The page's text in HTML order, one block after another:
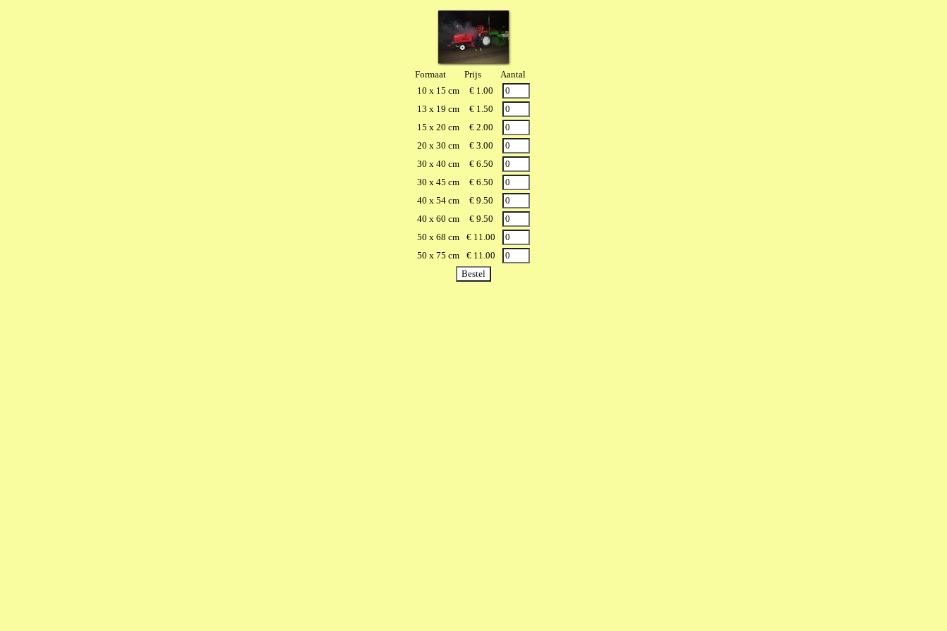
Formaat Prijs
Aantal
10 x 15 cm
€ 1.00
13 x 19 cm
€ 1.50
15 x 20 cm
€ 2.00
20 x 30 cm
€ 3.00
30 x 40 cm
€ 6.50
30 x 45 cm
€ 6.50
40 x 54 cm
€ 9.50
40 x 60 cm
€ 9.50
50 x 68 cm
€ 11.00
50 x 75 cm
€ 11.00